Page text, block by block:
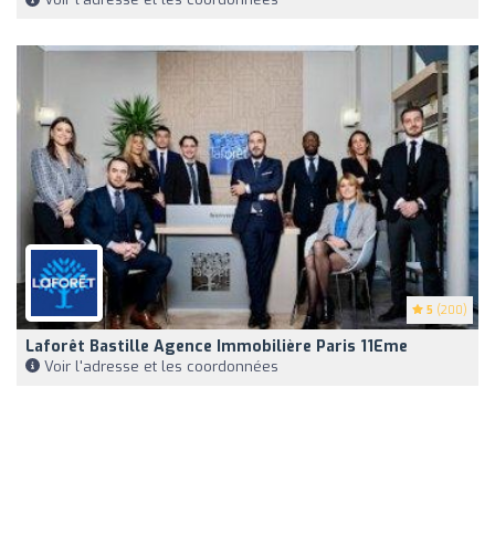
5 (200)
Laforêt Bastille Agence Immobilière Paris 11Eme
Voir l'adresse et les coordonnées